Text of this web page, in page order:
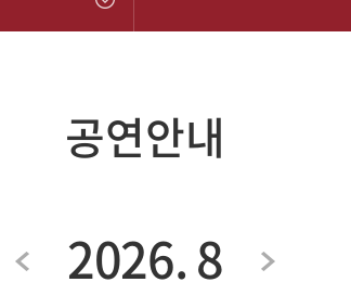
공연안내
2026. 8